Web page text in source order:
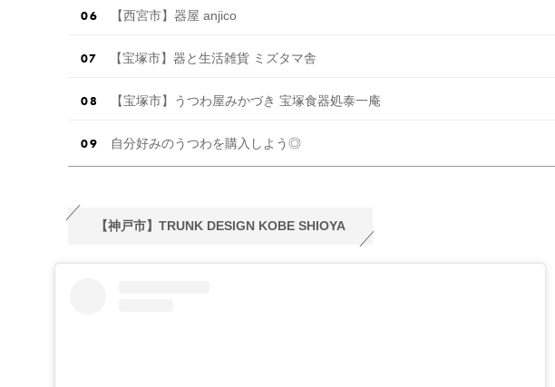
【西宮市】器屋 anjico
【宝塚市】器と生活雑貨 ミズタマ舎
【宝塚市】うつわ屋みかづき 宝塚食器処泰一庵
自分好みのうつわを購入しよう◎
【神戸市】TRUNK DESIGN KOBE SHIOYA